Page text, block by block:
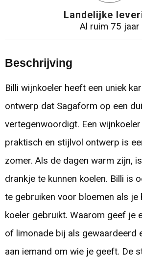
Landelijke
Al ruim 75 jaar
Beschrijving
Billi wijnkoeler heeft een uniek
ontwerp dat Sagaform op een
vertegenwoordigt. Een
praktisch en stijlvol ontwerp is
zomer. Als de dagen warm zijn,
drankje te kunnen koelen. Billi is
te gebruiken voor bloemen als je
koeler gebruikt. Waarom geef je
of limonade bij als gewaardeerd
aan iemand om wie je geeft. De